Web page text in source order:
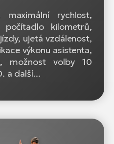
maximální rychlost,
počítadlo kilometrů,
ujetá vzdálenost,
výkonu asistenta,
možnost volby 10
a další...